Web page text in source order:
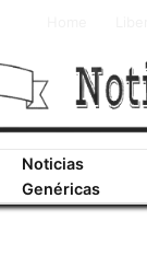
Noticias
Genéricas